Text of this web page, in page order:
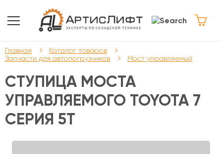
Главная
Каталог товаров
Запчасти для автопогрузчиков
Мост управляемый
СТУПИЦА МОСТА
УПРАВЛЯЕМОГО TOYOTA 7
СЕРИЯ 5Т